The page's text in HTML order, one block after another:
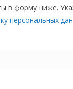
в форму ниже.
персональных